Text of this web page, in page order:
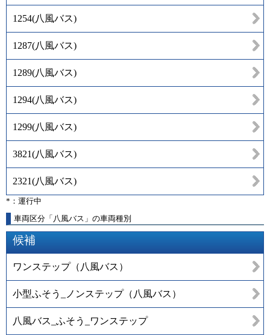
1254(八風バス)
1287(八風バス)
1289(八風バス)
1294(八風バス)
1299(八風バス)
3821(八風バス)
2321(八風バス)
*：運行中
車両区分「八風バス」の車両種別
候補
ワンステップ（八風バス）
小型ふそう_ノンステップ（八風バス）
八風バス_ふそう_ワンステップ